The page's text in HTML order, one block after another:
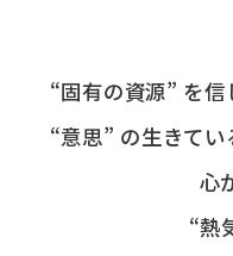
“固有の​資源” を​信
“意思” の​生きてい
心
“熱